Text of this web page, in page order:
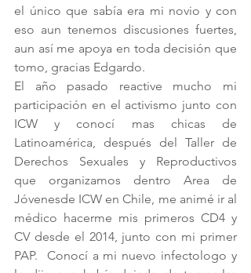
el único que sabía era mi novio y con
eso aun tenemos discusiones fuertes,
aun así me apoya en toda decisión que
tomo, gracias Edgardo.
El año pasado reactive mucho mi
participación en el activismo junto con
ICW y conocí mas chicas de
Latinoamérica, después del Taller de
Derechos Sexuales y Reproductivos
que organizamos dentro Area de
Jóvenesde ICW en Chile, me animé ir al
médico hacerme mis primeros CD4 y
CV desde el 2014, junto con mi primer
PAP.  Conocí a mi nuevo infectologo y